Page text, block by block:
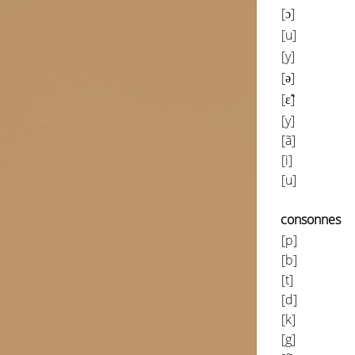
[ɔ]
[u]
[y]
[ə]
[ɛ̃]
[y]
[ã]
[i]
[u]
consonnes
[p]
[b]
[t]
[d]
[k]
[g]